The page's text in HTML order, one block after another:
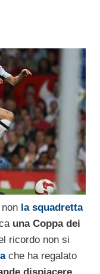
la squadretta
una Coppa dei
ricordo non si
che ha regalato
dispiacere